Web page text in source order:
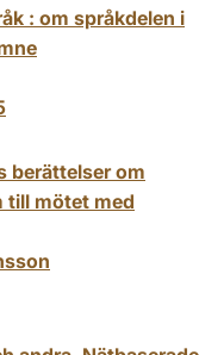
: om språkdelen i
berättelser om
till mötet med